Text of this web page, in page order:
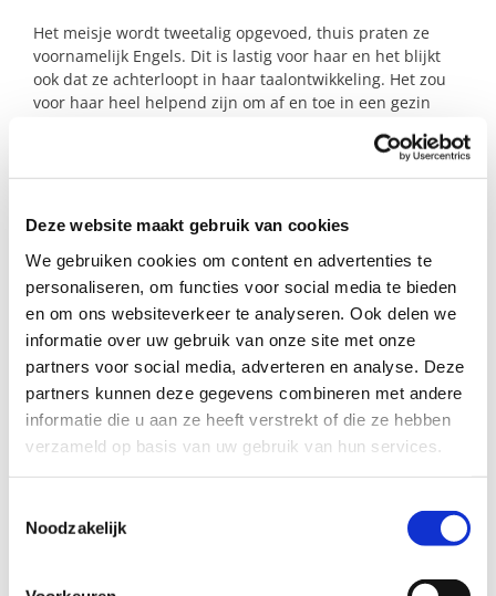
Deze website maakt gebruik van cookies
We gebruiken cookies om content en advertenties te
personaliseren, om functies voor social media te bieden
en om ons websiteverkeer te analyseren. Ook delen we
informatie over uw gebruik van onze site met onze
partners voor social media, adverteren en analyse. Deze
partners kunnen deze gegevens combineren met andere
informatie die u aan ze heeft verstrekt of die ze hebben
verzameld op basis van uw gebruik van hun services.
Noodzakelijk
Het meisje wordt tweetalig opgevoed, thuis praten ze
voornamelijk Engels. Dit is lastig voor haar en het blijkt
ook dat ze achterloopt in haar taalontwikkeling. Het zou
voor haar heel helpend zijn om af en toe in een gezin
Nederlands te praten met, en te leren van andere
nieuwe dingen die ze tegenkomt!
Profiel steungezin
Wij zoeken een fijn steungezin in Ouderkerk aan
de Amstel:
met één of meerder kinderen onder de
12;
dat het leuk vindt dit meisje
lezen;